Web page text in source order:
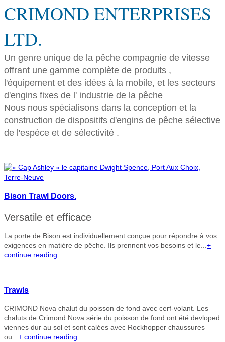
CRIMOND ENTERPRISES
LTD.
Un genre unique de la pêche compagnie de vitesse
offrant une gamme complète de produits ,
l'équipement et des idées à la mobile, et les secteurs
d'engins fixes de l' industrie de la pêche
Nous nous spécialisons dans la conception et la
construction de dispositifs d'engins de pêche sélective
de l'espèce et de sélectivité .
Bison Trawl Doors.
Versatile et efficace
La porte de Bison est individuellement conçue pour répondre à vos
exigences en matière de pêche. Ils prennent vos besoins et le... +
continue reading
Trawls
CRIMOND Nova chalut du poisson de fond avec cerf-volant. Les
chaluts de Crimond Nova série du poisson de fond ont été devloped
viennes dur au sol et sont calées avec Rockhopper chaussures
ou...+ continue reading